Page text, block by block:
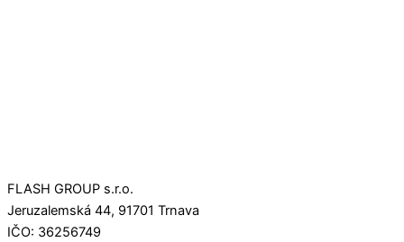
FLASH GROUP s.r.o.
Jeruzalemská 44, 91701 Trnava
IČO: 36256749